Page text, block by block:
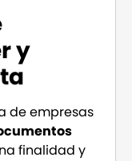
y
de empresas
finalidad y